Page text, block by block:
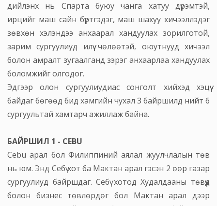
дийлэнх нь Спарта буюу чанга хатуу дүрэмтэй,
ирцийг маш сайн бүртгэдэг, маш шахуу хичээллэдэг
зөвхөн хэлэндээ анхаарал хандуулах зорилготой,
зарим сургуулиуд илүү чөлөөтэй, оюутнууд хичээл
болон амралт зугаалганд зэрэг анхаарлаа хандуулах
боломжийг олгодог.
Эдгээр олон сургуулиудиас сонголт хийхэд хэцүү
байдаг бөгөөд бид хамгийн чухал 3 байршилд нийт 6
сургуультай хамтарч ажиллаж байна.
БАЙРШИЛ 1 - CEBU
Cebu арал бол Филиппиний аялал жуулчлалын төв
нь юм. Энд Себү хот ба Мактан арал гэсэн 2 өөр газар
сургуулиуд байршдаг. Себү хотод Худалдааны төвүүд
болон бизнес төвлөрдөг бол Мактан арал дээр